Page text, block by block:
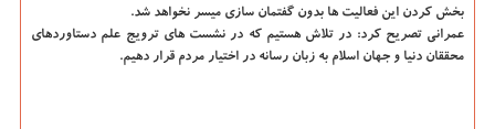
بخش کردن این فعالیت ها بدون گفتمان سازی میسر نخواهد شد.
عمرانی تصریح کرد: در تلاش هستیم که در نشست های ترویج علم دستاوردهای
محققان دنیا و جهان اسلام به زبان رسانه در اختیار مردم قرار دهیم.